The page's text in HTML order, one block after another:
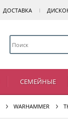
ДОСТАВКА
СЕМЕЙНЫЕ
WARHAMMER